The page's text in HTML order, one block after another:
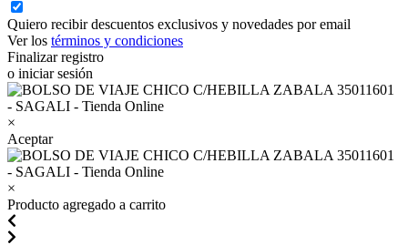
Quiero recibir descuentos exclusivos y novedades por email
Ver los términos y condiciones
Finalizar registro
o iniciar sesión
×
Aceptar
×
Producto agregado a carrito